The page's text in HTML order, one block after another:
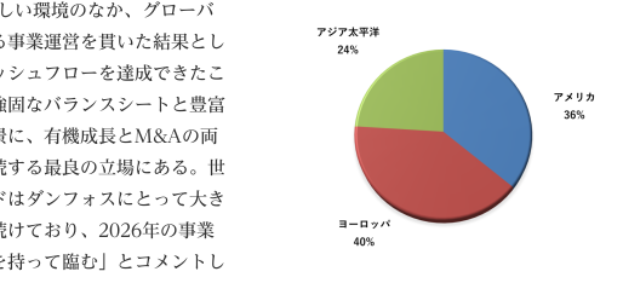
い環境のなか、グローバ
事業運営を貫いた結果とし
シュフローを達成できたこ
固なバランスシートと豊富
に、有機成長とM&Aの両
する最良の立場にある。世
ダンフォスにとって大き
けており、2026年の事業
持って臨む」とコメントし